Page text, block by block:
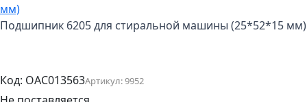
Подшипник 6205 для стиральной машины (25*52*15 мм)
Код: OAC013563Артикул:9952